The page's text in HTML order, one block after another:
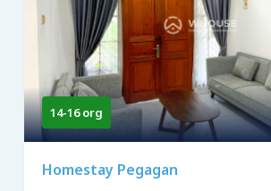
14-16 org
Homestay Pegagan